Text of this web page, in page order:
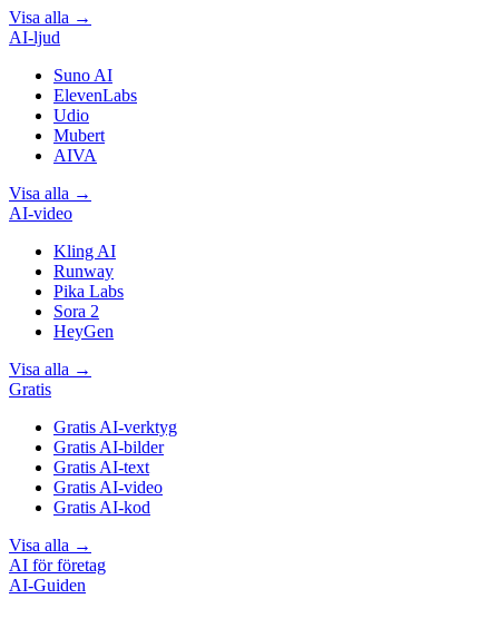
Visa alla →
AI-ljud
Suno AI
ElevenLabs
Udio
Mubert
AIVA
Visa alla →
AI-video
Kling AI
Runway
Pika Labs
Sora 2
HeyGen
Visa alla →
Gratis
Gratis AI-verktyg
Gratis AI-bilder
Gratis AI-text
Gratis AI-video
Gratis AI-kod
Visa alla →
AI för företag
AI-Guiden